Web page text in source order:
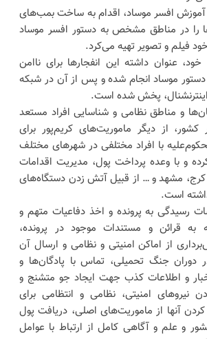
آموزش افسر موساد، اقدام به ساخت بمب‌های
را در مناطق مشخص به دستور افسر موساد
فیلم و تصویر تهیه می‌کرد.
خود، عنوان داشته این انفجارها برای ناامن
دستور موساد انجام شده و پس از آن در شبکه
پخش شده است.
و مناطق نظامی و شناسایی افراد مستعد
از دیگر ماموریت‌های کریم‌پور برای
با افراد مختلفی در شهرهای مختلف
و با وعده پرداخت پول، مدیریت اقدامات
کرج، مشهد و … از قبیل آتش زدن دستگاه‌های
است.
رسیدگی به پرونده و اخذ دفاعیات متهم و
به قرائن و مستندات موجود در پرونده،
از اماکن امنیتی و نظامی و ارسال آن
دوران جنگ تحمیلی، تماس با پادگان‌ها و
و اطلاعات کذب جهت ایجاد جو متشنج و
نیروهای امنیتی، نظامی و انتظامی برای
آنها از ماموریت‌های اصلی، دریافت پول
و علم و آگاهی کامل از ارتباط با عوامل